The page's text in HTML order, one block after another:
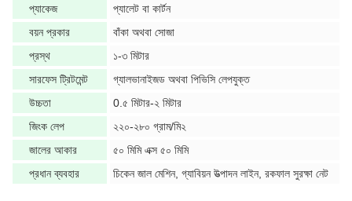
প্যাকেজ
প্যালেট বা কার্টন
বয়ন প্রকার
বাঁকা অথবা সোজা
প্রস্থ
১-৩ মিটার
সারফেস ট্রিটমেন্ট
গ্যালভানাইজড অথবা পিভিসি লেপযুক্ত
উচ্চতা
0.৫ মিটার-২ মিটার
জিংক লেপ
২২০-২৮০ গ্রাম/মি২
জালের আকার
৫০ মিমি এক্স ৫০ মিমি
প্রধান ব্যবহার
চিকেন জাল মেশিন, গ্যাবিয়ন উত্পাদন লাইন, রকফাল সুরক্ষা নেট